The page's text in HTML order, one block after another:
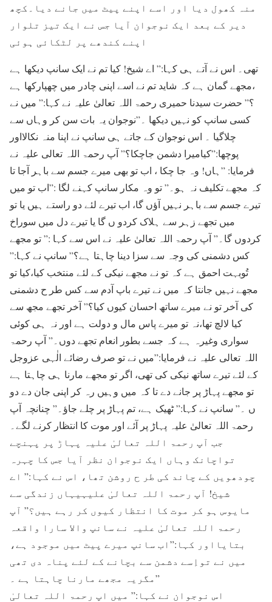
منہ کھول دیا اور اسے اپنے پیٹ میں جانے دیا۔کچھ
دیر کے بعد ایک نوجوان آیا جس نے ایک تیز تلوار
اپنے کندھے پر لٹکائی ہوئی
تھی۔ اس نے آتے ہی کہا:” اے شیخ! کیا تم نے ایک سانپ دیکھا ہے
،مجھے گمان ہے کہ شاید تم نے اسے اپنی چادر میں چھپارکھا ہے
؟” حضرت سیدنا حمیری رحمۃ اللہ تعالیٰ علیہ نے کہا:” میں نے
کسی سانپ کو نہیں دیکھا ۔”نوجوان یہ بات سن کر وہاں سے
چلاگیا ۔ اس نوجوان کے جاتے ہی سانپ نے اپنا منہ نکالااور
پوچھا:”کیامیرا دشمن جاچکا؟” آپ رحمۃ اللہ تعالی علیہ نے
فرمایا: ”ہاں! وہ جا چکا ، اب تو بھی میرے جسم سے باہر آجا تا
کہ مجھے تکلیف نہ ہو۔” تو وہ مکار سانپ کہنے لگا :”اب تو میں
تیرے جسم سے باہر نہیں آؤں گا، اب تیرے لئے دو راستے ہیں یا تو
میں تجھے زہر سے ہلاک کردو ں گا یا تیرے دل میں سوراخ
کردوں گا۔” آپ رحمۃ اللہ تعالیٰ علیہ نے اس سے کہا :” تو مجھے
کس دشمنی کی وجہ سے سزا دینا چاہتا ہے؟” سانپ نے کہا:”
تُوبہت احمق ہے کہ تو نے مجھے نیکی کے لئے منتخب کیا،کیا تو
مجھے نہیں جانتا کہ میں نے تیرے باپ آدم سے کس طر ح دشمنی
کی آخر تو نے میرے ساتھ احسان کیوں کیا؟” آخر تجھے مجھ سے
کیا لالچ تھا،نہ تو میرے پاس مال و دولت ہے اور نہ ہی کوئی
سواری وغیرہ ہے کہ جسے بطور انعام تجھے دوں۔” آپ رحمۃ
اللہ تعالی علیہ نے فرمایا:”میں نے تو صرف رضائے الٰہی عزوجل
کے لئے تیرے ساتھ نیکی کی تھی، اگر تو مجھے مارنا ہی چاہتا ہے
تو مجھے پہاڑ پر جانے دے تا کہ میں وہیں رہ کر اپنی جان دے دو
ں ۔” سانپ نے کہا:” ٹھیک ہے، تم پہاڑ پر چلے جاؤ۔” چنانچہ آپ
رحمۃ اللہ تعالیٰ علیہ پہاڑ پر آئے اور موت کا انتظار کرنے لگے۔
جب آپ رحمۃ اللہ تعالیٰ علیہ پہاڑ پر پہنچے
تواچانک وہاں ایک نوجوان نظر آیا جس کا چہرہ
چودھویں کے چاند کی طر ح روشن تھا، اس نے کہا:” اے
شیخ! آپ رحمۃ اللہ تعالیٰ علیہیہاں زندگی سے
مایوس ہو کر موت کا انتظار کیوں کر رہے ہیں؟” آپ
رحمۃ اللہ تعالیٰ علیہ نے سانپ والا سارا واقعہ
بتایااور کہا:”اب سانپ میرے پیٹ میں موجود ہے،
میں نے تواِسے دشمن سے بچانے کے لئے پناہ دی تھی
مگریہ مجھے مارنا چاہتا ہے ۔”
اس نوجوان نے کہا:” میں اپ رحمۃ اللہ تعالیٰ